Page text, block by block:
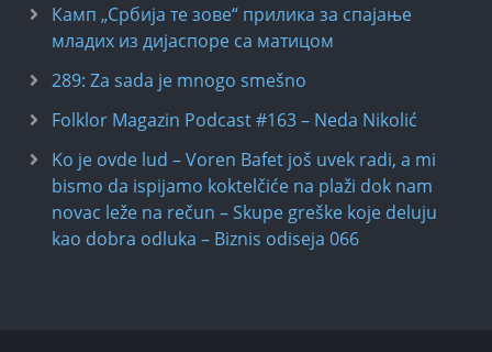
Камп „Србија те зове“ прилика за спајање
младих из дијаспоре са матицом
289: Za sada je mnogo smešno
Folklor Magazin Podcast #163 – Neda Nikolić
Ko je ovde lud – Voren Bafet još uvek radi, a mi
bismo da ispijamo koktelčiće na plaži dok nam
novac leže na rečun – Skupe greške koje deluju
kao dobra odluka – Biznis odiseja 066